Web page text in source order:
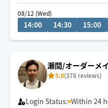
◆千葉県内→車移動
都内23区→電車移動
◆鼠径部施術や際どい部分
予約🆖
08/12 (Wed)
14:00 14:30 15:00
瀬間/オーダーメ
5.0(378 reviews)
Login Status: Within 24